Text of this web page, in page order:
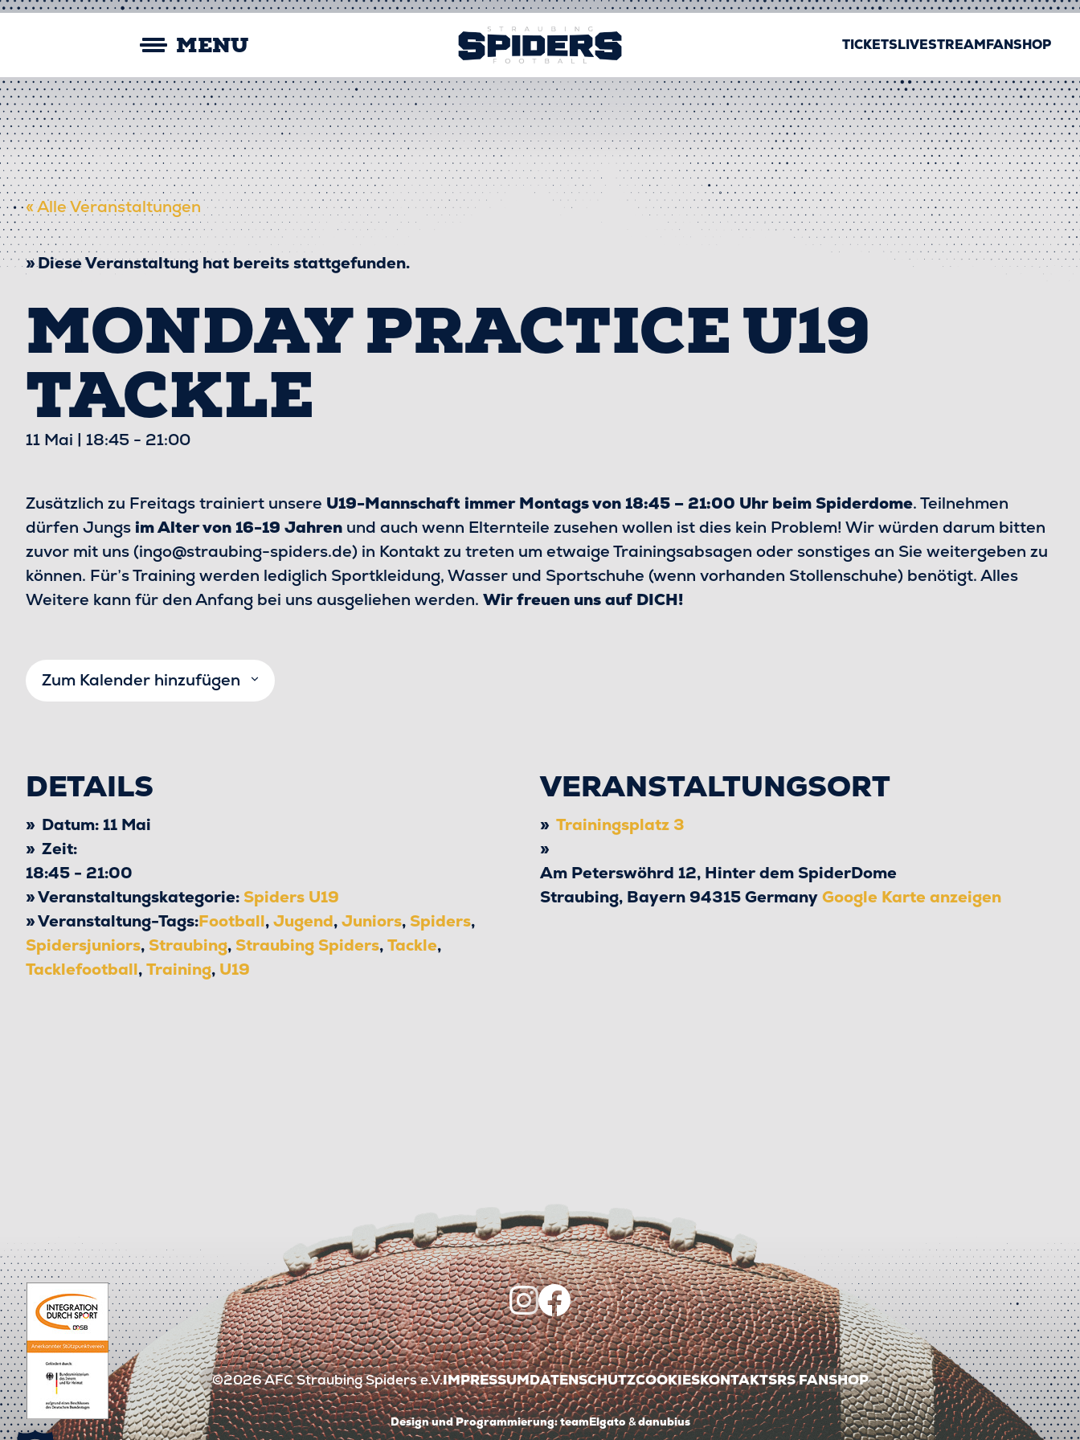
Skip
MENU
Straubing Spiders
TICKETSLIVESTREAMFANSHOP
« Alle Veranstaltungen
Diese Veranstaltung hat bereits stattgefunden.
MONDAY PRACTICE U19
TACKLE
11 Mai | 18:45 - 21:00
Zusätzlich zu Freitags trainiert unsere U19-Mannschaft immer Montagsvon 18:45 – 21:00 Uhr beim Spiderdome. Teilnehmen
dürfen Jungsim Alter von 16-19 Jahren und auch wenn Elternteile zusehen wollen ist dies kein Problem! Wir würden darum bitten
zuvor mit uns (ingo@straubing-spiders.de) in Kontakt zu treten um etwaige Trainingsabsagen oder sonstiges an Sie weitergeben zu
können. Für’s Training werden lediglich Sportkleidung, Wasser und Sportschuhe (wenn vorhanden Stollenschuhe) benötigt. Alles
Weitere kann für den Anfang bei uns ausgeliehen werden. Wir freuen uns auf DICH!
Zum Kalender hinzufügen
DETAILS
Datum:11 Mai
Zeit:
18:45 - 21:00
Veranstaltungskategorie: Spiders U19
Veranstaltung-Tags:Football,Jugend,Juniors, Spiders,
Spidersjuniors, Straubing, Straubing Spiders,Tackle,
Tacklefootball,Training, U19
VERANSTALTUNGSORT
Trainingsplatz 3
Am Peterswöhrd 12, Hinter dem SpiderDome
Straubing, Bayern94315GermanyGoogle Karte anzeigen
©2026 AFC Straubing Spiders e.V.IMPRESSUMDATENSCHUTZCOOKIESKONTAKTSRS FANSHOP
Design und Programmierung:teamElgato &danubius